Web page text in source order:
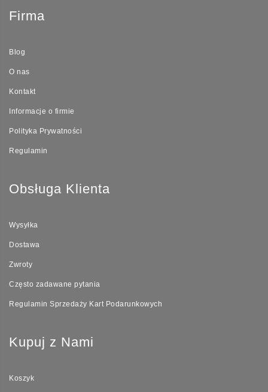
Firma
Blog
O nas
Kontakt
Informacje o firmie
Polityka Prywatności
Regulamin
Obsługa Klienta
Wysyłka
Dostawa
Zwroty
Często zadawane pytania
Regulamin Sprzedaży Kart Podarunkowych
Kupuj z Nami
Koszyk